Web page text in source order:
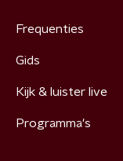
Frequenties
Gids
Kijk & luister live
Programma's